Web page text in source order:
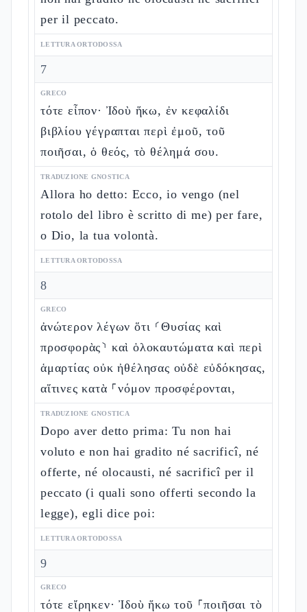
per il peccato.
LETTURA ORTODOSSA
7
GRECO
τότε εἶπον· Ἰδοὺ ἥκω, ἐν κεφαλίδι
βιβλίου γέγραπται περὶ ἐμοῦ, τοῦ
ποιῆσαι, ὁ θεός, τὸ θέλημά σου.
TRADUZIONE GNOSTICA
Allora ho detto: Ecco, io vengo (nel
rotolo del libro è scritto di me) per fare,
o Dio, la tua volontà.
LETTURA ORTODOSSA
8
GRECO
ἀνώτερον λέγων ὅτι ⸂Θυσίας καὶ
προσφορὰς⸃ καὶ ὁλοκαυτώματα καὶ περὶ
ἁμαρτίας οὐκ ἠθέλησας οὐδὲ εὐδόκησας,
αἵτινες κατὰ ⸀νόμον προσφέρονται,
TRADUZIONE GNOSTICA
Dopo aver detto prima: Tu non hai
voluto e non hai gradito né sacrificî, né
offerte, né olocausti, né sacrificî per il
peccato (i quali sono offerti secondo la
legge), egli dice poi:
LETTURA ORTODOSSA
9
GRECO
τότε εἴρηκεν· Ἰδοὺ ἥκω τοῦ ⸀ποιῆσαι τὸ